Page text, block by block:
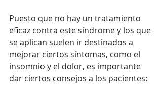
Puesto que no hay un tratamiento
eficaz contra este síndrome y los que
se aplican suelen ir destinados a
mejorar ciertos síntomas, como el
insomnio y el dolor, es importante
dar ciertos consejos a los pacientes: